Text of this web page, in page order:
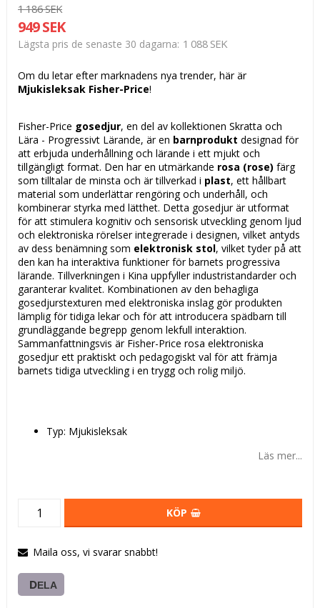
1 186 SEK
949 SEK
Lägsta pris de senaste 30 dagarna 1 088 SEK
Om du letar efter marknadens nya trender, här är
Mjukisleksak Fisher-Price!
Fisher-Price gosedjur, en del av kollektionen Skratta och
Lära - Progressivt Lärande, är en barnprodukt designad för
att erbjuda underhållning och lärande i ett mjukt och
tillgängligt format. Den har en utmärkande rosa (rose) färg
som tilltalar de minsta och är tillverkad i plast, ett hållbart
material som underlättar rengöring och underhåll, och
kombinerar styrka med lätthet. Detta gosedjur är utformat
för att stimulera kognitiv och sensorisk utveckling genom ljud
och elektroniska rörelser integrerade i designen, vilket antyds
av dess benämning som elektronisk stol, vilket tyder på att
den kan ha interaktiva funktioner för barnets progressiva
lärande. Tillverkningen i Kina uppfyller industristandarder och
garanterar kvalitet. Kombinationen av den behagliga
gosedjurstexturen med elektroniska inslag gör produkten
lämplig för tidiga lekar och för att introducera spädbarn till
grundläggande begrepp genom lekfull interaktion.
Sammanfattningsvis är Fisher-Price rosa elektroniska
gosedjur ett praktiskt och pedagogiskt val för att främja
barnets tidiga utveckling i en trygg och rolig miljö.
Typ: Mjukisleksak
Läs mer...
KÖP
Maila oss, vi svarar snabbt!
DELA